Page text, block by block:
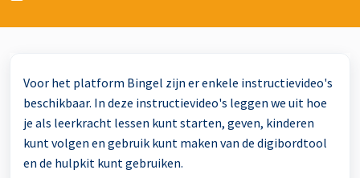
Voor het platform Bingel zijn er enkele instructievideo's
beschikbaar. In deze instructievideo's leggen we uit hoe
je als leerkracht lessen kunt starten, geven, kinderen
kunt volgen en gebruik kunt maken van de digibordtool
en de hulpkit kunt gebruiken.